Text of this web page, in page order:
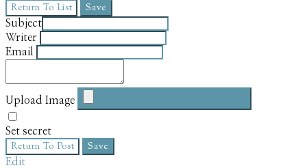
Return To List Save
Subject
Writer
Email
Upload Image
Set secret
Return To Post Save
Edit